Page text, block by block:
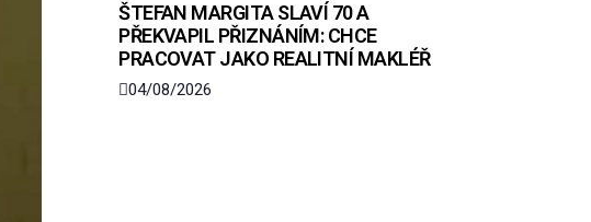
ŠTEFAN MARGITA SLAVÍ 70 A
PŘEKVAPIL PŘIZNÁNÍM: CHCE
PRACOVAT JAKO REALITNÍ MAKLÉŘ
04/08/2026